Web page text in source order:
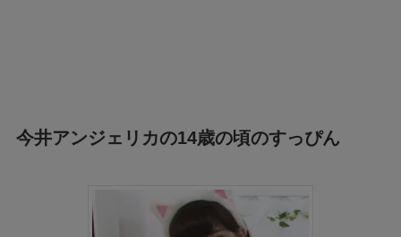
今井アンジェリカの14歳の頃のすっぴん